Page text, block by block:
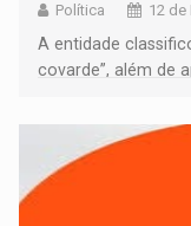
Política 12 de
A entidade
covarde”, além de